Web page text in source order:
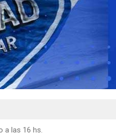
a las 16 hs.